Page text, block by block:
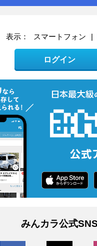
表示： スマートフォン |
ログイン
みんカラ公式SNS